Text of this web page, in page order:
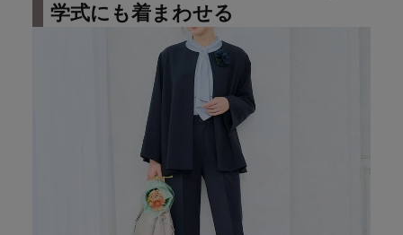
学式にも着まわせる